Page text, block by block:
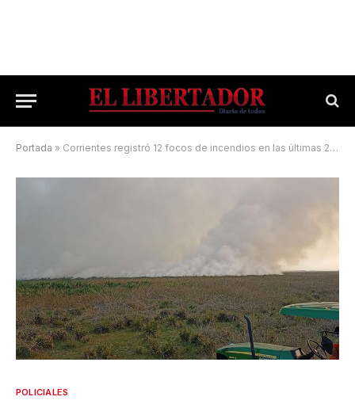
Portada » Corrientes registró 12 focos de incendios en las últimas 24 horas
POLICIALES